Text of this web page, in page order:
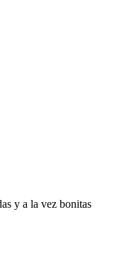
y a la vez bonitas